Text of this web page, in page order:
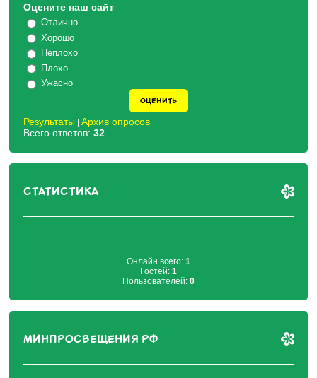
Оцените наш сайт
Отлично
Хорошо
Неплохо
Плохо
Ужасно
Результаты |Архив опросов
Всего ответов:32
СТАТИСТИКА
Онлайн всего: 1
Гостей: 1
Пользователей: 0
МИНПРОСВЕЩЕНИЯ РФ